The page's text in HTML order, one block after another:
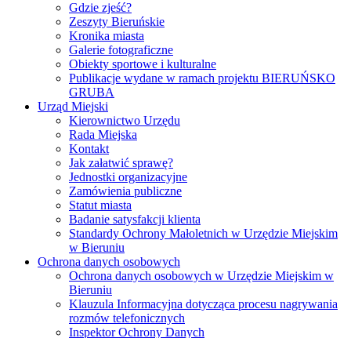
Gdzie zjeść?
Zeszyty Bieruńskie
Kronika miasta
Galerie fotograficzne
Obiekty sportowe i kulturalne
Publikacje wydane w ramach projektu BIERUŃSKO
GRUBA
Urząd Miejski
Kierownictwo Urzędu
Rada Miejska
Kontakt
Jak załatwić sprawę?
Jednostki organizacyjne
Zamówienia publiczne
Statut miasta
Badanie satysfakcji klienta
Standardy Ochrony Małoletnich w Urzędzie Miejskim
w Bieruniu
Ochrona danych osobowych
Ochrona danych osobowych w Urzędzie Miejskim w
Bieruniu
Klauzula Informacyjna dotycząca procesu nagrywania
rozmów telefonicznych
Inspektor Ochrony Danych